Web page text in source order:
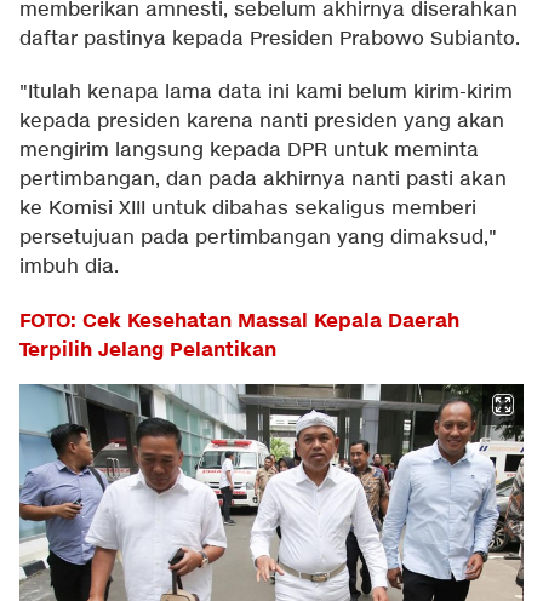
memberikan amnesti, sebelum akhirnya diserahkan
daftar pastinya kepada Presiden Prabowo Subianto.
"Itulah kenapa lama data ini kami belum kirim-kirim
kepada presiden karena nanti presiden yang akan
mengirim langsung kepada DPR untuk meminta
pertimbangan, dan pada akhirnya nanti pasti akan
ke Komisi XIII untuk dibahas sekaligus memberi
persetujuan pada pertimbangan yang dimaksud,"
imbuh dia.
FOTO: Cek Kesehatan Massal Kepala Daerah
Terpilih Jelang Pelantikan